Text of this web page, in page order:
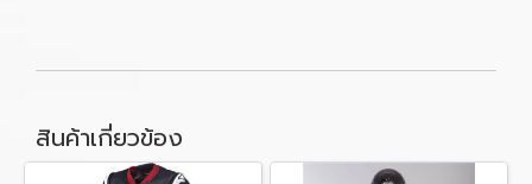
สินค้าเกี่ยวข้อง